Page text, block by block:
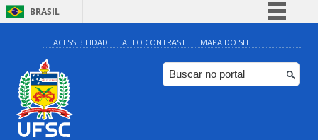
BRASIL
Simplifique!
Comunica BR
Participe
ACESSIBILIDADE ALTO CONTRASTE MAPA DO SITE